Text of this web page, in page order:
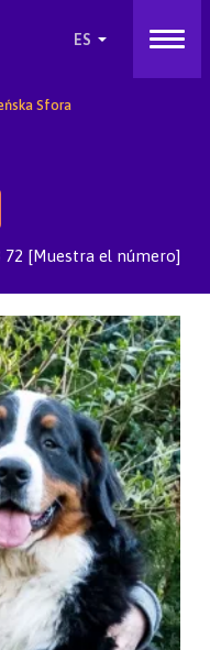
Sfora
72 [Muestra el número]